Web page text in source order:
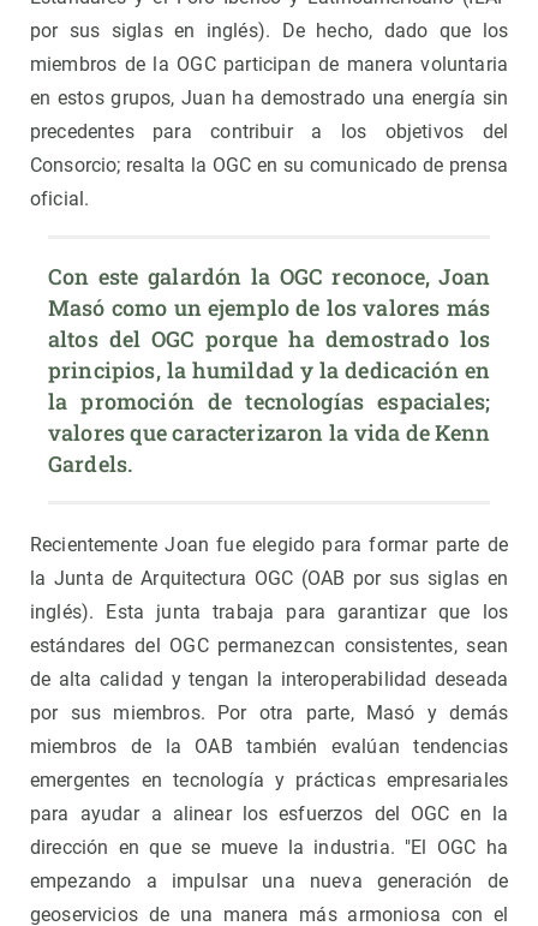
por sus siglas en inglés). De hecho, dado que los
miembros de la OGC participan de manera voluntaria
en estos grupos, Juan ha demostrado una energía sin
precedentes para contribuir a los objetivos del
Consorcio; resalta la OGC en su comunicado de prensa
oficial.
Con este galardón la OGC reconoce, Joan
Masó como un ejemplo de los valores más
altos del OGC porque ha demostrado los
principios, la humildad y la dedicación en
la promoción de tecnologías espaciales;
valores que caracterizaron la vida de Kenn
Gardels.
Recientemente Joan fue elegido para formar parte de
la Junta de Arquitectura OGC (OAB por sus siglas en
inglés). Esta junta trabaja para garantizar que los
estándares del OGC permanezcan consistentes, sean
de alta calidad y tengan la interoperabilidad deseada
por sus miembros. Por otra parte, Masó y demás
miembros de la OAB también evalúan tendencias
emergentes en tecnología y prácticas empresariales
para ayudar a alinear los esfuerzos del OGC en la
dirección en que se mueve la industria. "El OGC ha
empezando a impulsar una nueva generación de
geoservicios de una manera más armoniosa con el